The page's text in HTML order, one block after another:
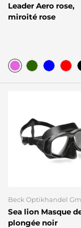
Leader Aero rose,
miroité rose
Pink
Beck Optikhandel
Sea lion Masque
plongée noir